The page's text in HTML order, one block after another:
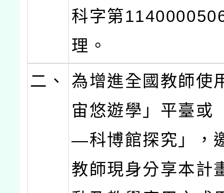
科字第
理。
二、
為增進全國教師使
宙悠遊學」平臺或
—科博館探究」，
教師現身分享本計